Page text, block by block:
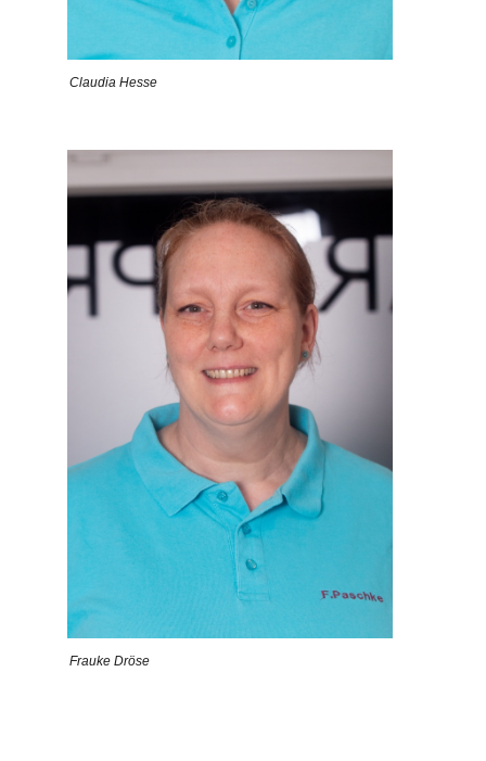
Claudia Hesse
Frauke Dröse